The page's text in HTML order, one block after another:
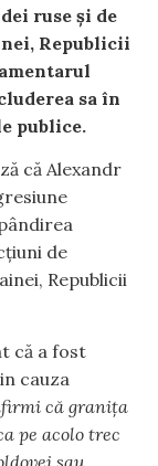
ruse și de
Republicii
sa în
publice.
că Alexandr
de
Republicii
că a fost
cauza
că granița
pe acolo trec
sau